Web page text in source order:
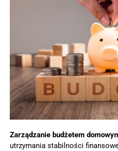
Zarządzanie budżetem
utrzymania stabilności